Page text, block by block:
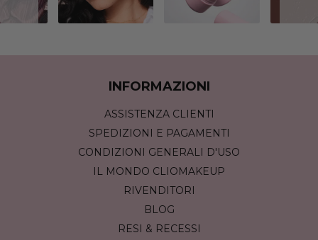
INFORMAZIONI
ASSISTENZA CLIENTI
SPEDIZIONI E PAGAMENTI
CONDIZIONI GENERALI D'USO
IL MONDO CLIOMAKEUP
RIVENDITORI
BLOG
RESI & RECESSI